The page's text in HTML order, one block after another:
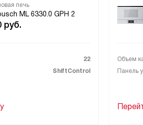
печь
ML 6330.0 GPH 2
руб.
22
ShiftControl
Объем
Панель